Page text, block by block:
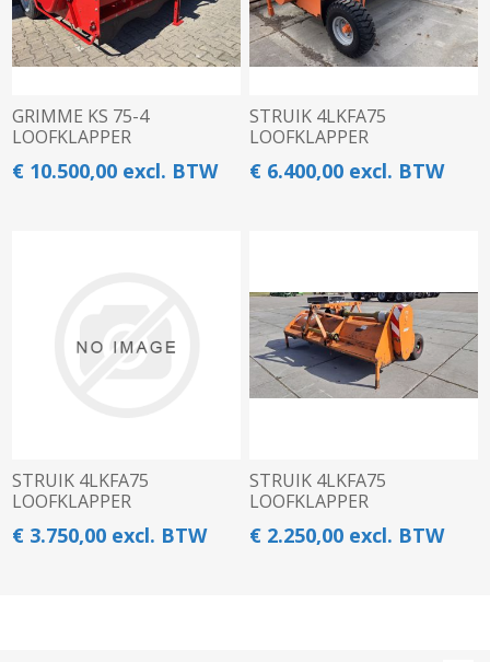
GRIMME KS 75-4
LOOFKLAPPER
€ 10.500,00 excl. BTW
STRUIK 4LKFA75
LOOFKLAPPER
€ 6.400,00 excl. BTW
STRUIK 4LKFA75
LOOFKLAPPER
€ 3.750,00 excl. BTW
STRUIK 4LKFA75
LOOFKLAPPER
€ 2.250,00 excl. BTW